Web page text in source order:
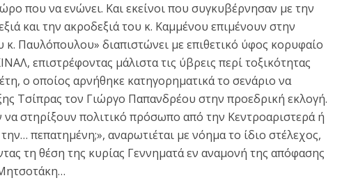
που να ενώνει. Και εκείνοι που συγκυβέρνησαν με την
και την ακροδεξιά του κ. Καμμένου επιμένουν στην
κ. Παυλόπουλου» διαπιστώνει με επιθετικό ύφος κορυφαίο
επιστρέφοντας μάλιστα τις ύβρεις περί τοξικότητας
ο οποίος αρνήθηκε κατηγορηματικά το σενάριο να
Τσίπρας τον Γιώργο Παπανδρέου στην προεδρική εκλογή.
στηρίξουν πολιτικό πρόσωπο από την Κεντροαριστερά ή
πεπατημένη;», αναρωτιέται με νόημα το ίδιο στέλεχος,
τη θέση της κυρίας Γεννηματά εν αναμονή της απόφασης